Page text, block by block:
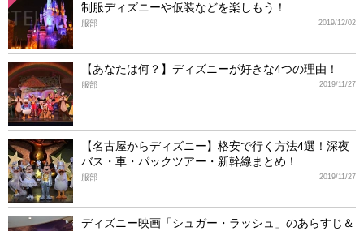
制服ディズニーや仮装などを楽しもう！
2019/12/02
服部
【あなたは何？】ディズニーが好きな4つの理由！
2019/11/27
服部
【名古屋からディズニー】格安で行く方法4選！深夜
バス・車・パックツアー・新幹線まとめ！
2019/11/27
服部
ディズニー映画「シュガー・ラッシュ」のあらすじ＆